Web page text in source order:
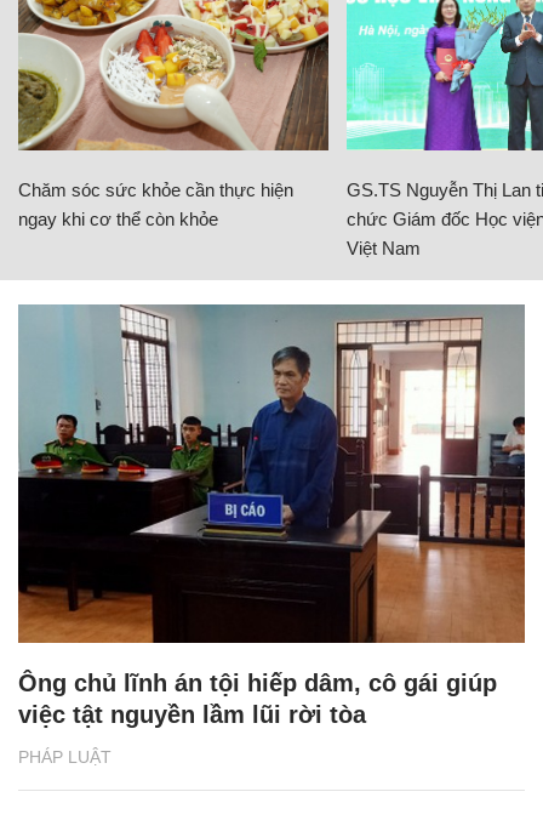
Chăm sóc sức khỏe cần thực hiện
ngay khi cơ thể còn khỏe
GS.TS Nguyễn Thị Lan
chức Giám đốc Học
Việt Nam
PHÁP LUẬT
Ông chủ lĩnh án tội hiếp dâm, cô gái giúp
việc tật nguyền lầm lũi rời tòa